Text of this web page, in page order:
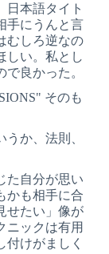
日本語タイト
手にうんと言
むしろ逆なの
しい。私とし
良かった。
そのも
か、法則、
た自分が思い
かも相手に合
せたい」像が
ニックは有用
付けがましく